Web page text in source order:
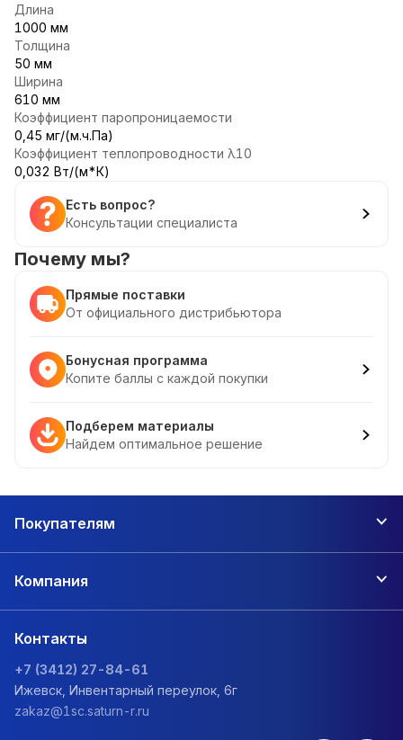
Длина
1000 мм
Толщина
50 мм
Ширина
610 мм
Коэффициент паропроницаемости
0,45 мг/(м.ч.Па)
Коэффициент теплопроводности λ10
0,032 Вт/(м*К)
Есть вопрос?
Консультации специалиста
Почему мы?
Прямые поставки
От официального дистрибьютора
Бонусная программа
Копите баллы с каждой покупки
Подберем материалы
Найдем оптимальное решение
Покупателям
Компания
Контакты
+7 (3412) 27-84-61
Ижевск, Инвентарный переулок, 6г
zakaz@1sc.saturn-r.ru